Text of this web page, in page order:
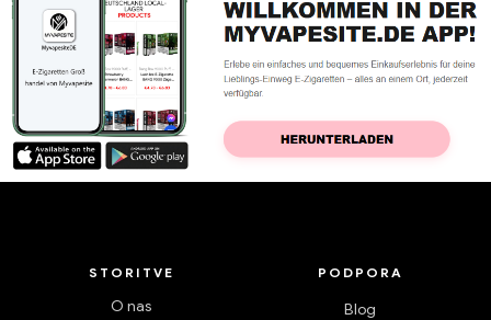
STORITVE
O nas
PODPORA
Blog